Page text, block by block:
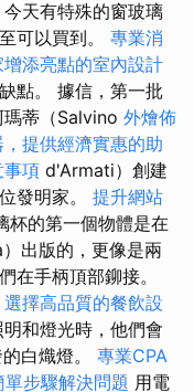
今天有特殊的窗玻璃
可以買到。 專業消
增添亮點的室內設計
點。 據信，第一批
瑪蒂（Salvino 外燴佈
提供經濟實惠的助
事項 d'Armati）創建
發明家。 提升網站
杯的第一個物體是在
出版的，更像是兩
在手柄頂部鉚接。
選擇高品質的餐飲設
和燈光時，他們會
白熾燈。 專業CPA
步驟解決問題 用電